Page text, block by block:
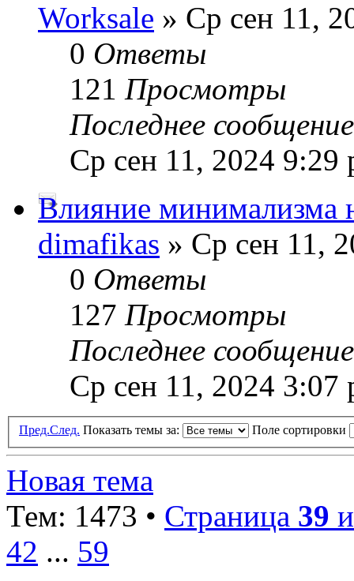
Worksale » Ср сен 11,
0 Ответы
121 Просмотры
Последнее
Ср сен 11, 2024 9:29
Влияние минимализма
dimafikas » Ср сен 11,
0 Ответы
127 Просмотры
Последнее
Ср сен 11, 2024 3:07
Пред.След. Показать темы за: Поле сортировки
Новая тема
Тем: 1473 • Страница 39
42 ... 59